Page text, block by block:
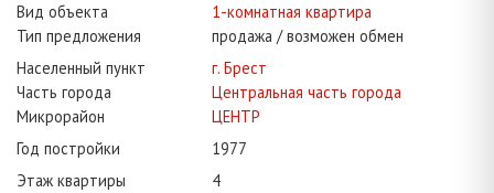
Вид объекта
1-комнатная квартира
Тип предложения
продажа / возможен обмен
Населенный пункт
г. Брест
Часть города
Центральная часть города
Микрорайон
ЦЕНТР
Год постройки
1977
Этаж квартиры
4